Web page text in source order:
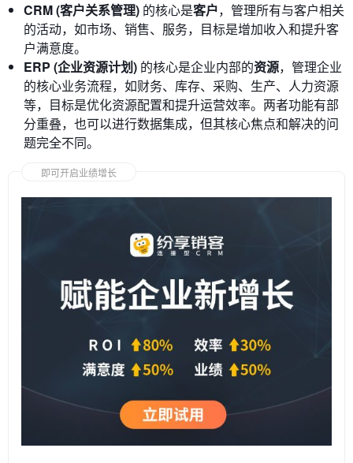
CRM (客户关系管理) 的核心是客户，管理所有与客户相关
的活动，如市场、销售、服务，目标是增加收入和提升客
户满意度。
ERP (企业资源计划) 的核心是企业内部的资源，管理企业
的核心业务流程，如财务、库存、采购、生产、人力资源
等，目标是优化资源配置和提升运营效率。两者功能有部
分重叠，也可以进行数据集成，但其核心焦点和解决的问
题完全不同。
即可开启业绩增长